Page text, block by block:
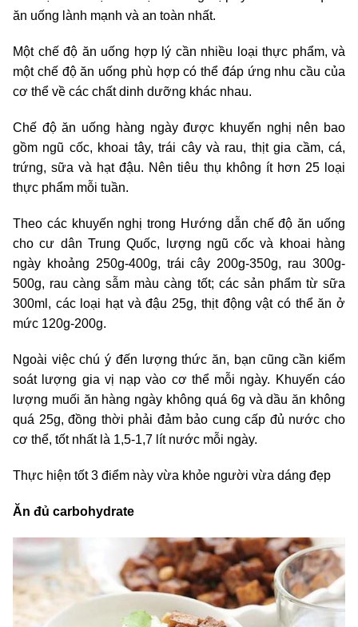
ăn uống lành mạnh và an toàn nhất.
Một chế độ ăn uống hợp lý cần nhiều loại thực phẩm, và
một chế độ ăn uống phù hợp có thể đáp ứng nhu cầu của
cơ thể về các chất dinh dưỡng khác nhau.
Chế độ ăn uống hàng ngày được khuyến nghị nên bao
gồm ngũ cốc, khoai tây, trái cây và rau, thịt gia cầm, cá,
trứng, sữa và hạt đậu. Nên tiêu thụ không ít hơn 25 loại
thực phẩm mỗi tuần.
Theo các khuyến nghị trong Hướng dẫn chế độ ăn uống
cho cư dân Trung Quốc, lượng ngũ cốc và khoai hàng
ngày khoảng 250g-400g, trái cây 200g-350g, rau 300g-
500g, rau càng sẫm màu càng tốt; các sản phẩm từ sữa
300ml, các loại hạt và đậu 25g, thịt động vật có thể ăn ở
mức 120g-200g.
Ngoài việc chú ý đến lượng thức ăn, bạn cũng cần kiểm
soát lượng gia vị nạp vào cơ thể mỗi ngày. Khuyến cáo
lượng muối ăn hàng ngày không quá 6g và dầu ăn không
quá 25g, đồng thời phải đảm bảo cung cấp đủ nước cho
cơ thể, tốt nhất là 1,5-1,7 lít nước mỗi ngày.
Thực hiện tốt 3 điểm này vừa khỏe người vừa dáng đẹp
Ăn đủ carbohydrate